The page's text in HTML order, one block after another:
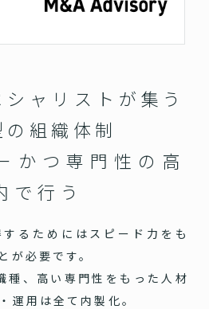
ャリストが集う
組織体制
かつ専門性の高
で行う
るためにはスピード力をも
が必要です。
、高い専門性をもった人材
運用は全て内製化。